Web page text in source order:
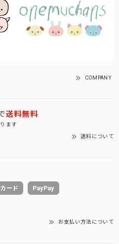
COMPANY
送料無料
ます
送料について
ード PayPay
お支払い方法について